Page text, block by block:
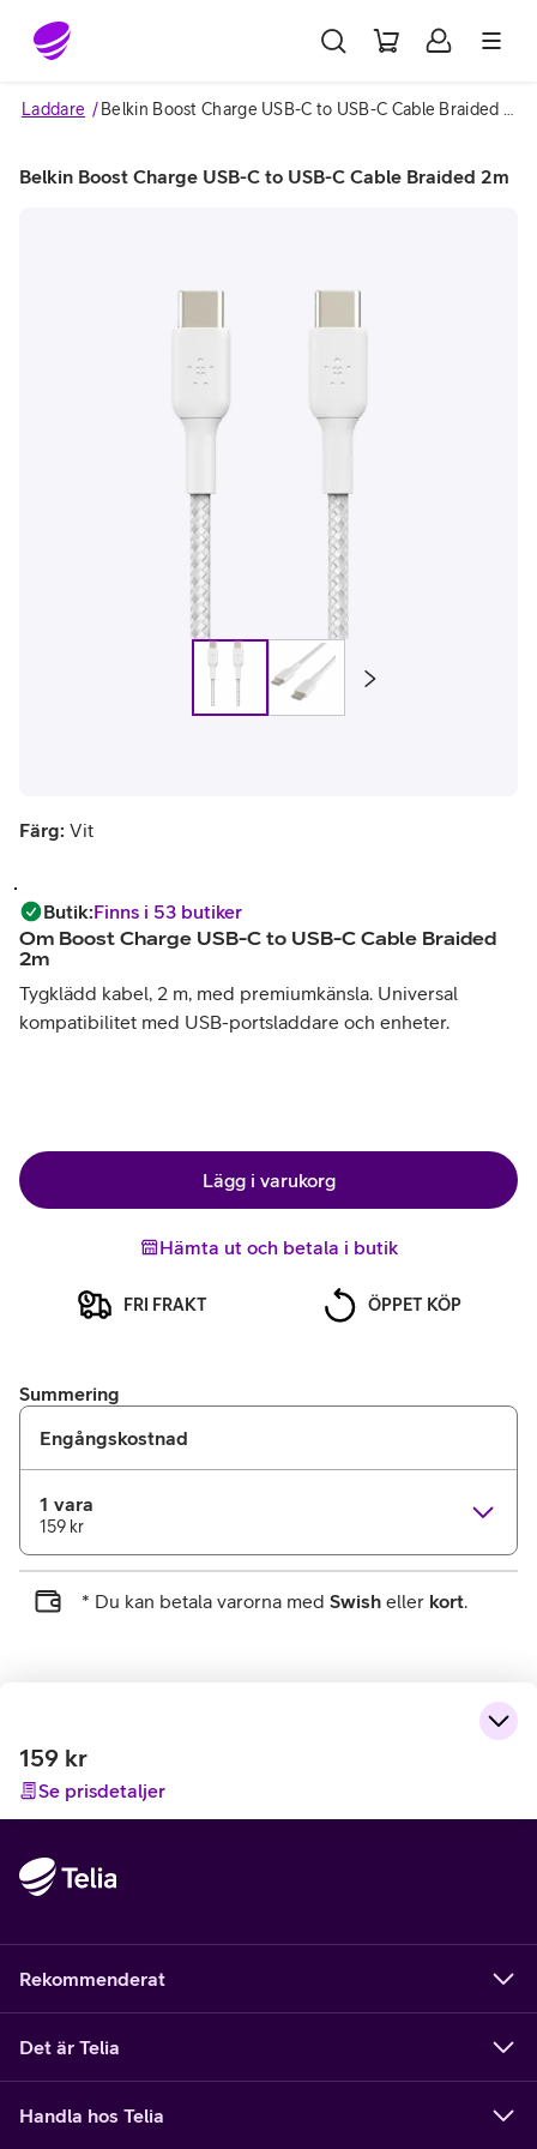
Gå till sidans innehåll
Laddare
Belkin Boost Charge USB-C to USB-C Cable Braided 2m
Färg: Vit
Butik:Finns i 53 butiker
Om Boost Charge USB-C to USB-C Cable Braided
2m
Tygklädd kabel, 2 m, med premiumkänsla. Universal
kompatibilitet med USB-portsladdare och enheter.
Lägg i varukorg
Hämta ut och betala i butik
FRI FRAKT ÖPPET KÖP
Summering
Engångskostnad
1 vara
159 kr
* Du kan betala varorna med Swish eller kort.
159 kr
Se prisdetaljer
Rekommenderat
Det är Telia
Handla hos Telia